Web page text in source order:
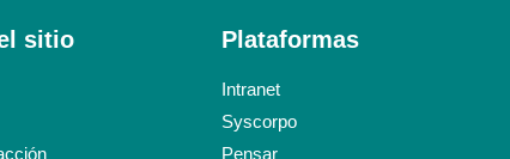
sitio Plataformas
Intranet
Syscorpo
Pensar